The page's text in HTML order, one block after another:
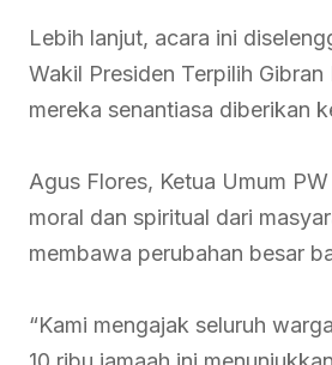
Lebih lanjut, acara ini
Wakil Presiden Terpilih
mereka senantiasa diberikan
Agus Flores, Ketua Umum
moral dan spiritual dari
membawa perubahan besar
“Kami mengajak seluruh